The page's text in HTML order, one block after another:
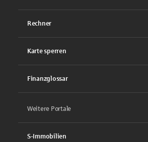
Rechner
Karte sperren
Finanzglossar
Weitere Portale
S-Immobilien